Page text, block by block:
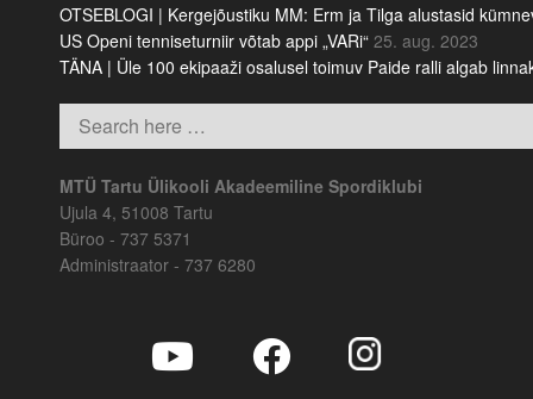
OTSEBLOGI | Kergejõustiku MM: Erm ja Tilga alustasid
US Openi tenniseturniir võtab appi „VARi“ 25. aug. 2023
TÄNA | Üle 100 ekipaaži osalusel toimuv Paide ralli algab
MTÜ Tartu Ülikooli Akadeemiline Spordiklubi
Ujula 4, 51008 Tartu
Büroo - 737 5371
Administraator - 737 6280